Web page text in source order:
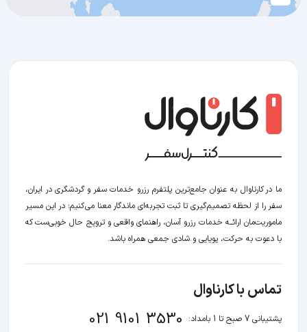
ما در کارناوال به عنوان جامع‌ترین پلتفرم رزرو خدمات سفر و گردشگری در ایران،
سفر را از لحظه‌ تصمیم‌گیری تا ثبت تجربه‌ای ماندگار معنا می‌کنیم؛ در این مسیر‍
ماموریت‌مان اراﺋــﻪ خدمات رزرو آسان، راهنمای واقعی و ترویج حال خوبی‌ست که
با دعوت به حرکت، پویایی و شادی جمعی همراه باشد.
تماس با کارناوال
پشتیبانی 7 صبح تا 1 بامداد: 021 9101 3530